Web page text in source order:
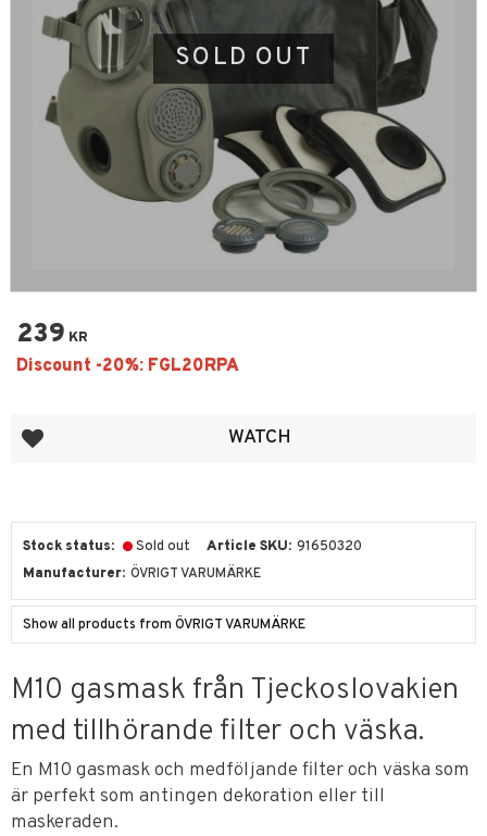
SOLD OUT
239 KR
Add to favorites WATCH
Stock status Sold out Article SKU 91650320
Manufacturer ÖVRIGT VARUMÄRKE
Show all products from ÖVRIGT VARUMÄRKE
M10 gasmask från Tjeckoslovakien
med tillhörande filter och väska.
En M10 gasmask och medföljande filter och väska som
är perfekt som antingen dekoration eller till
maskeraden.